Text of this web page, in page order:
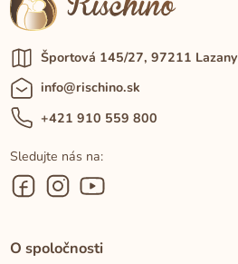
Športová 145/27, 97211 Lazany
info@rischino.sk
+421 910 559 800
Sledujte nás na:
O spoločnosti